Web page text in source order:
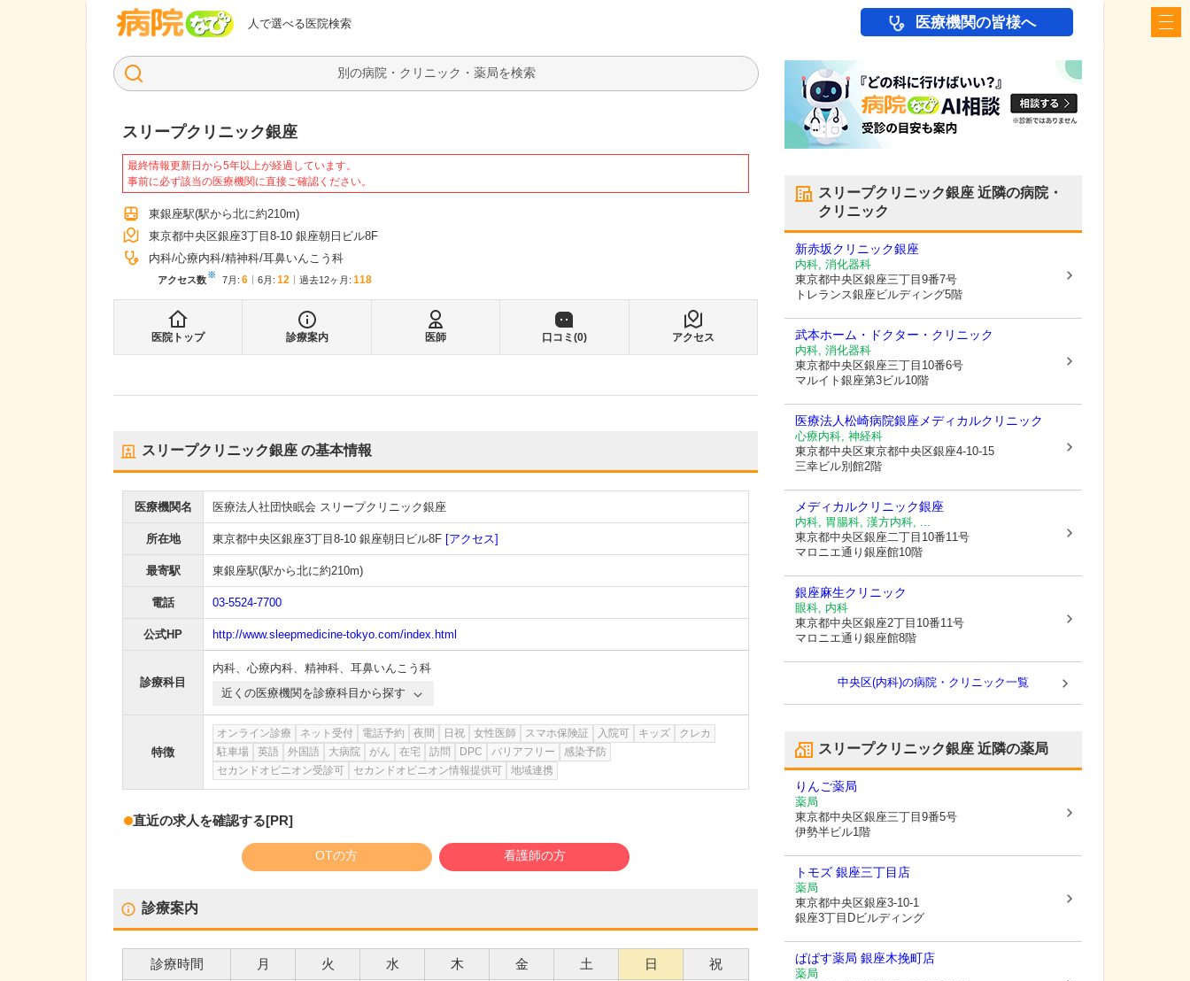
人で選べる医院検索
病院なび 医療機関の皆様へ
検索
スリープクリニック銀座
最終情報更新日から5年以上が経過しています。
事前に必ず該当の医療機関に直接ご確認ください。
東銀座駅(駅から北に約210m)
東京都中央区銀座3丁目8-10 銀座朝日ビル8F
内科 心療内科 精神科 耳鼻いんこう科
アクセス数※ 7月 : 6 6月 : 12 過去12ヶ月: 118
医院トップ 診療案内 医師 口コミ(0) アクセス
スリープクリニック銀座 の基本情報
医療機関名 医療法人社団快眠会 スリープクリニック銀座
所在地 東京都中央区銀座3丁目8-10 銀座朝日ビル8F [アクセス]
最寄駅 東銀座駅(駅から北に約210m)
電話 03-5524-7700
公式HP http://www.sleepmedicine-tokyo.com/index.html
診療科目
内科、 心療内科、 精神科、 耳鼻いんこう科
近くの医療機関を診療科目から探す
特徴
オンライン診療 ネット受付 電話予約 夜間 日祝 女性医師 スマホ保険証 入院可 キッズ
クレカ
駐車場
英語 外国語 大病院 がん 在宅 訪問 DPC バリアフリー
感染予防
セカンドオピニオン受診可
セカンドオピニオン情報提供可 地域連携
直近の求人を確認する[PR]
OTの方 看護師の方
診療案内
診療時間 月 火 水 木 金 土 日 祝
スリープクリニック銀座 近隣の病院・
クリニック
新赤坂クリニック銀座
内科, 消化器科
東京都中央区銀座三丁目9番7号
トレランス銀座ビルディング5階
武本ホーム・ドクター・クリニック
内科, 消化器科
東京都中央区銀座三丁目10番6号
マルイト銀座第3ビル10階
医療法人松崎病院銀座メディカルクリニック
心療内科, 神経科
東京都中央区東京都中央区銀座4-10-15
三幸ビル別館2階
メディカルクリニック銀座
内科, 胃腸科, 漢方内科, ...
東京都中央区銀座二丁目10番11号
マロニエ通り銀座館10階
銀座麻生クリニック
眼科, 内科
東京都中央区銀座2丁目10番11号
マロニエ通り銀座館8階
中央区(内科)の病院・クリニック一覧
スリープクリニック銀座 近隣の薬局
りんご薬局
薬局
東京都中央区銀座三丁目9番5号
伊勢半ビル1階
トモズ 銀座三丁目店
薬局
東京都中央区銀座3-10-1
銀座3丁目Dビルディング
ぱぱす薬局 銀座木挽町店
薬局